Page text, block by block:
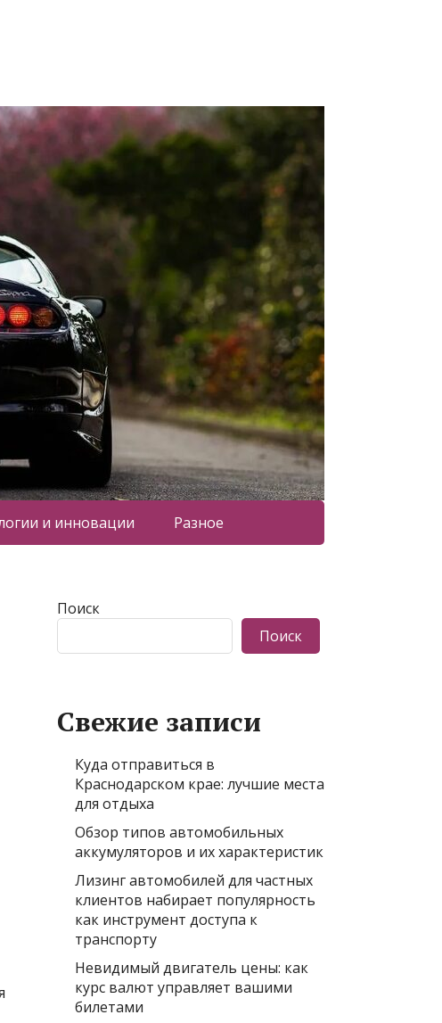
и инновации Разное
Поиск
Поиск
Свежие записи
Куда отправиться в
Краснодарском крае: лучшие места
для отдыха
Обзор типов автомобильных
аккумуляторов и их характеристик
Лизинг автомобилей для частных
клиентов набирает популярность
как инструмент доступа к
транспорту
Невидимый двигатель цены: как
курс валют управляет вашими
билетами